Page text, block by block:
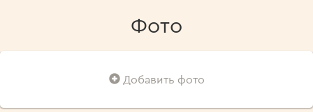
Фото
Добавить фото